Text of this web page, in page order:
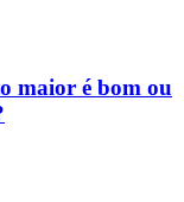
maior é bom ou